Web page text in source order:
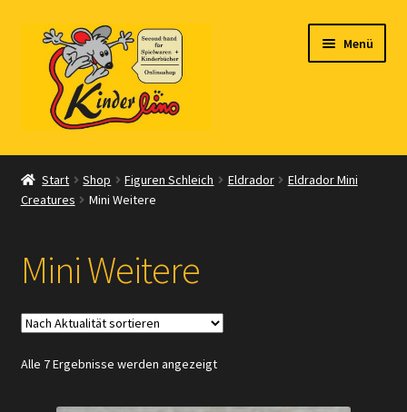
Navigation
springen
Zum
Inhalt
springen
Menü
Start
Vertrag widerrufen
Start Shop Figuren Schleich Eldrador
Eldrador Mini
Creatures
Mini Weitere
Mini Weitere
Alle 7 Ergebnisse werden angezeigtNach
sortiert